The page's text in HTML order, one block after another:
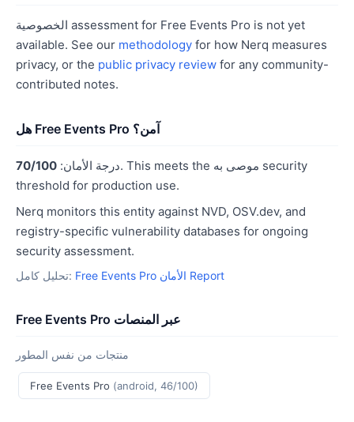
الخصوصية assessment for Free Events Pro is not yet
available. See our methodology for how Nerq measures
privacy, or the public privacy review for any community-
contributed notes.
هل Free Events Pro آمن؟
درجة الأمان: 70/100
. This meets the موصى به security
threshold for production use.
Nerq monitors this entity against NVD, OSV.dev, and
registry-specific vulnerability databases for ongoing
security assessment.
تحليل كامل: Free Events Pro الأمان Report
Free Events Pro عبر المنصات
منتجات من نفس المطور
Free Events Pro (android, 46/100)